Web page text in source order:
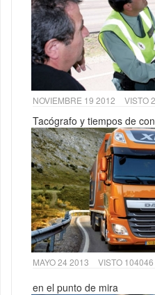
NOVIEMBRE 19 2012 VISTO
Tacógrafo y tiempos de
MAYO 24 2013 VISTO
en el punto de mira